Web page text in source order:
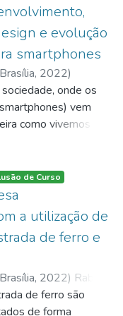
variados, como
Por fim,
de formação
nos Estágios
doze perguntas
acordo com temas
sobre
jovem.
como é a
de graduação
uma empresa júnior.
e evolução
smartphones
, 2022)
dos Santosonde os
vem
como vivemos e
cotidianas e
de forma remota, o
de
necessário que as
uma constante
tecnológicos
suas
trabalho acadêmico
na metodologia
objetivando
de Curso
a utilização de
de ferro e
, 2022) Rabelo,
de ferro são
de forma